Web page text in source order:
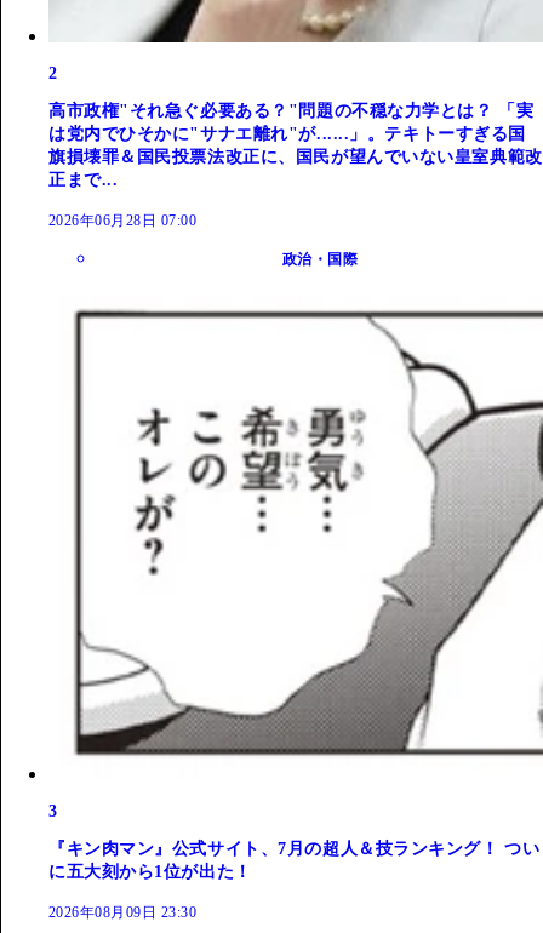
2
高市政権"それ急ぐ必要ある？"問題の不穏な力学とは？ 「実
は党内でひそかに"サナエ離れ"が......」。テキトーすぎる国
旗損壊罪＆国民投票法改正に、国民が望んでいない皇室典範改
正まで...
2026年06月28日 07:00
政治・国際
3
『キン肉マン』公式サイト、7月の超人＆技ランキング！ つい
に五大刻から1位が出た！
2026年08月09日 23:30